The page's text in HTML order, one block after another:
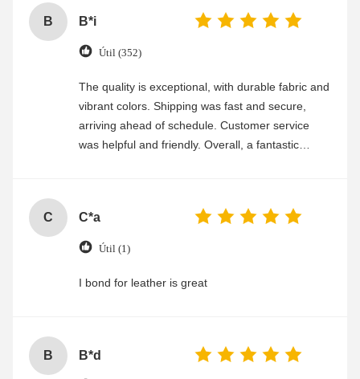
B B*i
Útil (352)
The quality is exceptional, with durable fabric and
vibrant colors. Shipping was fast and secure,
arriving ahead of schedule. Customer service
was helpful and friendly. Overall, a fantastic
C C*a
Útil (1)
I bond for leather is great
B B*d